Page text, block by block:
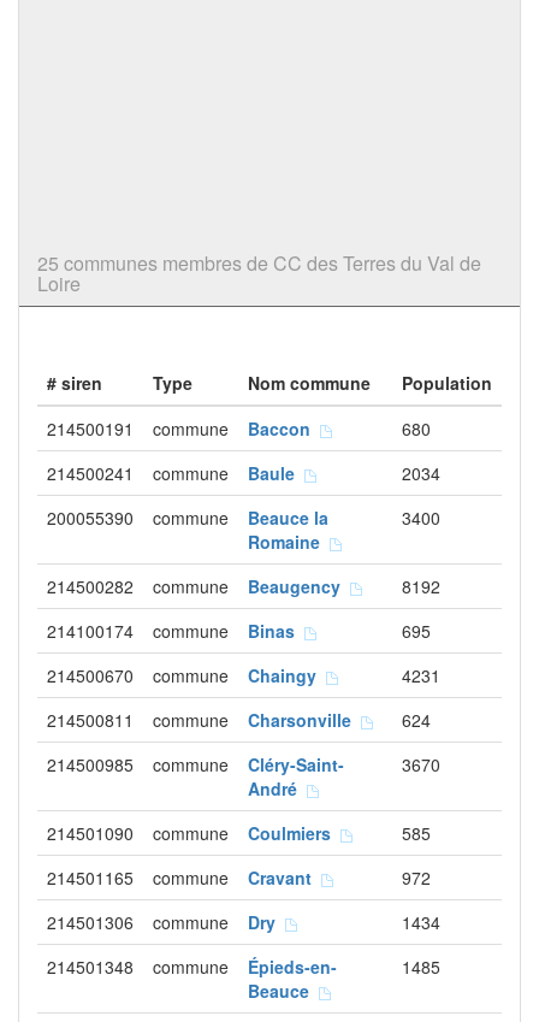
25 communes membres de CC des Terres du Val de
Loire
# siren Type Nom commune
Population
214500191
commune Baccon
680
214500241
commune Baule
2034
200055390
commune
Beauce la
Romaine
3400
214500282 commune Beaugency
8192
214100174
commune Binas
695
214500670
commune Chaingy
4231
214500811
commune Charsonville
624
214500985
commune
Cléry-Saint-
André
3670
214501090 commune Coulmiers
585
214501165
commune Cravant
972
214501306
commune Dry
1434
214501348
commune
Épieds-en-
Beauce
1485